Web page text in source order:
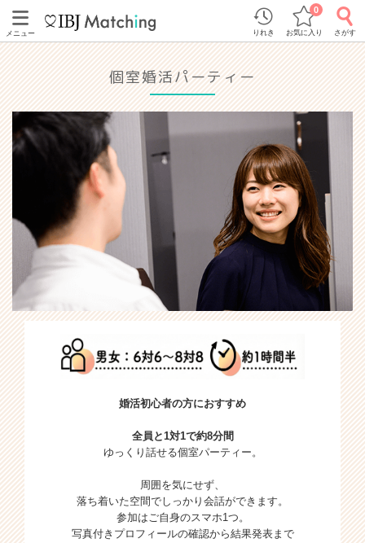
メニュー りれき お気に入り
0
さがす
個室婚活パーティー
婚活初心者の方におすすめ
全員と1対1で約8分間
ゆっくり話せる個室パーティー。
周囲を気にせず、
落ち着いた空間でしっかり会話ができます。
参加はご自身のスマホ1つ。
写真付きプロフィールの確認から結果発表まで